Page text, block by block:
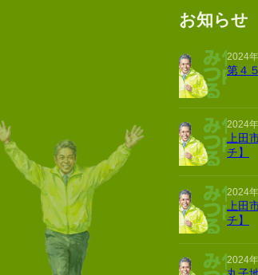
お知らせ
2024
第４
2024
上田
チ】
2024
上田
チ】
2024